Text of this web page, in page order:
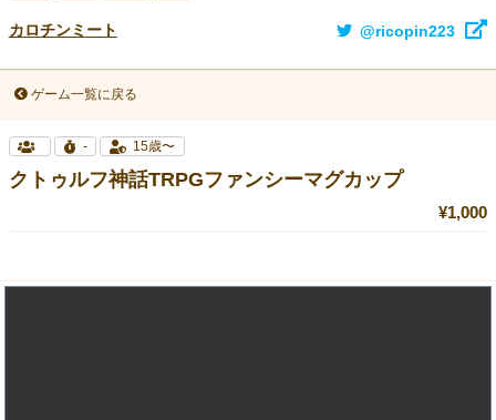
カロチンミート @ricopin223
ゲーム一覧に戻る
- 15歳〜
クトゥルフ神話TRPGファンシーマグカップ
¥1,000